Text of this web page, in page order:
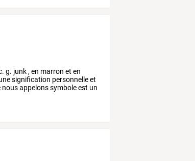
g. junk , en marron et en
signification personnelleet
nousappelonssymboleest un